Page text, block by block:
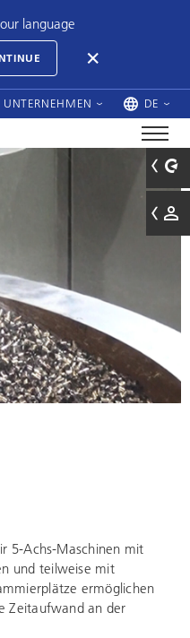
language
UNTERNEHMEN DE
5-Achs-Maschinen mit
und teilweise mit
ermöglichen
Zeitaufwand an der